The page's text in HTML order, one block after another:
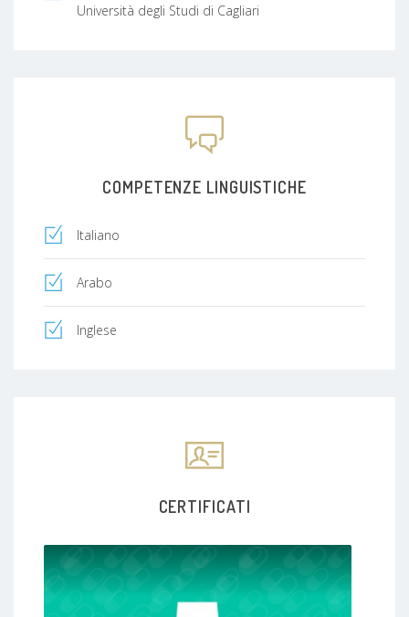
Università degli Studi di Cagliari
COMPETENZE LINGUISTICHE
Italiano
Arabo
Inglese
CERTIFICATI